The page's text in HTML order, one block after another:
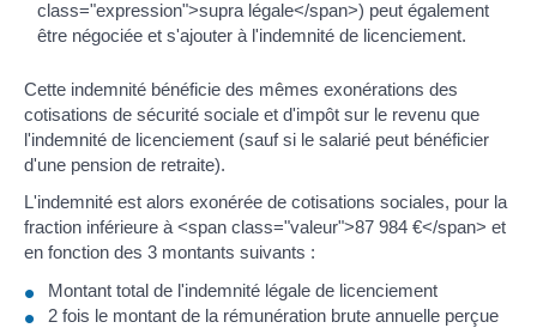
class="expression">supra légale</span>) peut également
être négociée et s'ajouter à l'indemnité de licenciement.
Cette indemnité bénéficie des mêmes exonérations des
cotisations de sécurité sociale et d'impôt sur le revenu que
l'indemnité de licenciement (sauf si le salarié peut bénéficier
d'une pension de retraite).
L'indemnité est alors exonérée de cotisations sociales, pour la
fraction inférieure à <span class="valeur">87 984 €</span> et
en fonction des 3 montants suivants :
Montant total de l'indemnité légale de licenciement
2 fois le montant de la rémunération brute annuelle perçue